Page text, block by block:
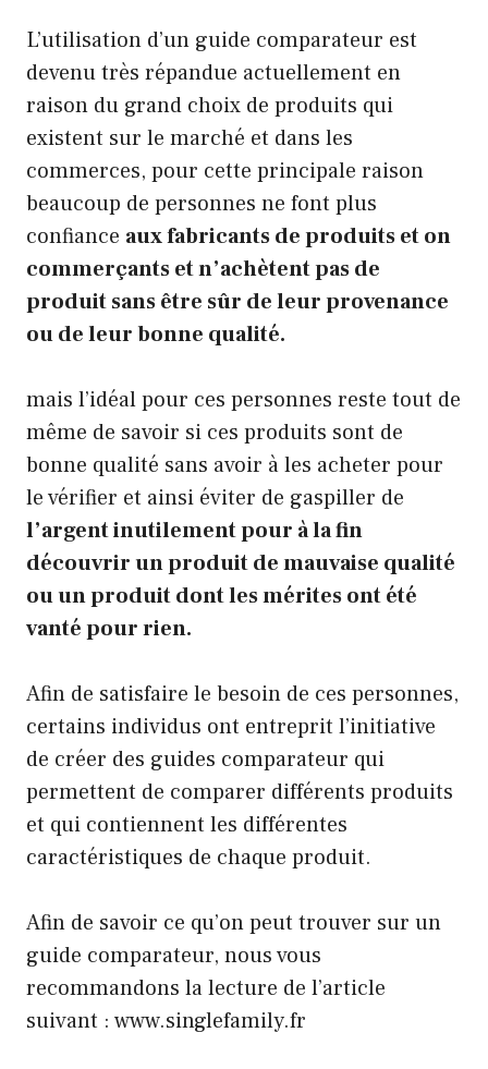
L’utilisation d’un guide comparateur est
devenu très répandue actuellement en
raison du grand choix de produits qui
existent sur le marché et dans les
commerces, pour cette principale raison
beaucoup de personnes ne font plus
confiance aux fabricants de produits et on
commerçants et n’achètent pas de
produit sans être sûr de leur provenance
ou de leur bonne qualité.
mais l’idéal pour ces personnes reste tout de
même de savoir si ces produits sont de
bonne qualité sans avoir à les acheter pour
le vérifier et ainsi éviter de gaspiller de
l’argent inutilement pour à la fin
découvrir un produit de mauvaise qualité
ou un produit dont les mérites ont été
vanté pour rien.
Afin de satisfaire le besoin de ces personnes,
certains individus ont entreprit l’initiative
de créer des guides comparateur qui
permettent de comparer différents produits
et qui contiennent les différentes
caractéristiques de chaque produit.
Afin de savoir ce qu’on peut trouver sur un
guide comparateur, nous vous
recommandons la lecture de l’article
suivant : www.singlefamily.fr